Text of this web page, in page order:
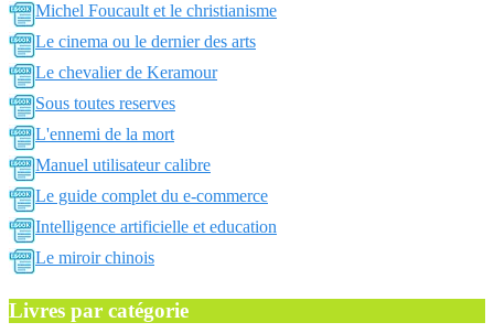
Michel Foucault et le christianisme
Le cinema ou le dernier des arts
Le chevalier de Keramour
Sous toutes reserves
L'ennemi de la mort
Manuel utilisateur calibre
Le guide complet du e-commerce
Intelligence artificielle et education
Le miroir chinois
Livres par catégorie